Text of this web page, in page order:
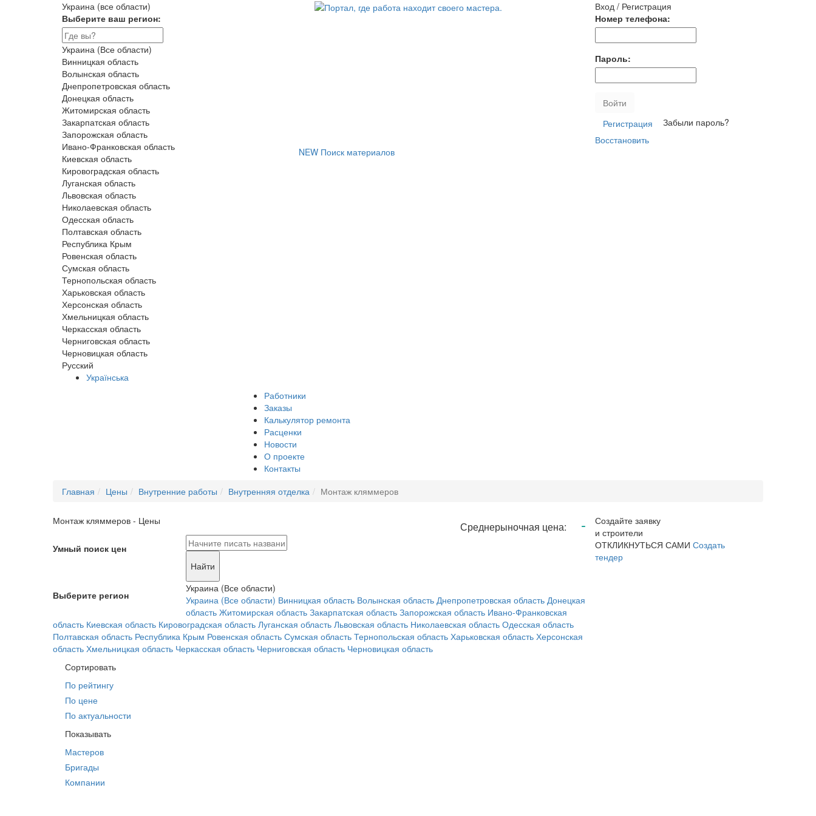
Украина (все области)
Выберите ваш регион:
Украина (Все области)
Винницкая область
Волынская область
Днепропетровская область
Донецкая область
Житомирская область
Закарпатская область
Запорожская область
Ивано-Франковская область
Киевская область
Кировоградская область
Луганская область
Львовская область
Николаевская область
Одесская область
Полтавская область
Республика Крым
Ровенская область
Сумская область
Тернопольская область
Харьковская область
Херсонская область
Хмельницкая область
Черкасская область
Черниговская область
Черновицкая область
Русский
Українська
Вход / Регистрация
Номер телефона:
Пароль:
Войти
Регистрация
Забыли пароль?
Восстановить
NEW Поиск материалов
Работники
Заказы
Калькулятор ремонта
Расценки
Новости
О проекте
Контакты
Главная
Цены Внутренние работы Внутренняя отделка Монтаж кляммеров
Монтаж кляммеров - Цены Среднерыночная цена: -
Умный поиск цен
Найти
Выберите регион
Украина (Все области)
Украина (Все области) Винницкая область Волынская область Днепропетровская область Донецкая
область Житомирская область Закарпатская область Запорожская область Ивано-Франковская
область Киевская область Кировоградская область Луганская область Львовская область Николаевская область Одесская область
Полтавская область Республика Крым Ровенская область Сумская область Тернопольская область Харьковская область Херсонская
область Хмельницкая область Черкасская область Черниговская область Черновицкая область
Сортировать
По рейтингу
По цене
По актуальности
Показывать
Мастеров
Бригады
Компании
Создайте заявку
и строители
ОТКЛИКНУТЬСЯ САМИ Создать
тендер